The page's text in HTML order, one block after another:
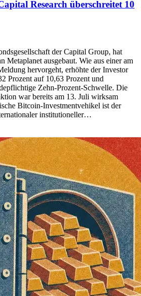
Research überschreitet 10
der Capital Group, hat
Metaplanet ausgebaut. Wie aus einer am
hervorgeht, erhöhte der Investor
Prozent auf 10,63 Prozent und
Zehn-Prozent-Schwelle. Die
war bereits am 13. Juli wirksam
Bitcoin-Investmentvehikel ist der
institutioneller…